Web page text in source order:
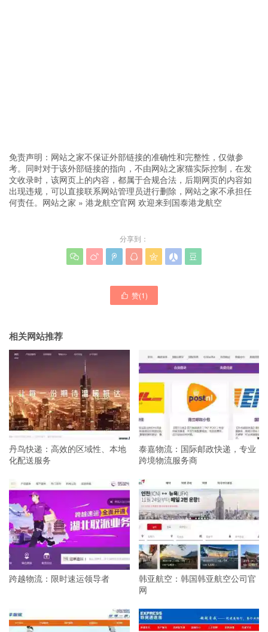
免责声明：网站之家不保证外部链接的准确性和完整性，仅做参
考。同时对于该外部链接的指向，不由网站之家猫实际控制，在发
文收录时，该网页上的内容，都属于合规合法，后期网页的内容如
出现违规，可以直接联系网站管理员进行删除，网站之家不承担任
何责任。 网站之家 » 港龙航空官网 欢迎来到国泰港龙航空
分享到：
      
 赞(1)
相关网站推荐
丹鸟快递：高效的区域性、本地
化配送服务
泰嘉物流：国际邮政快递，专业
跨境物流服务商
跨越物流：限时速运领导者
韩亚航空：韩国韩亚航空公司官
网